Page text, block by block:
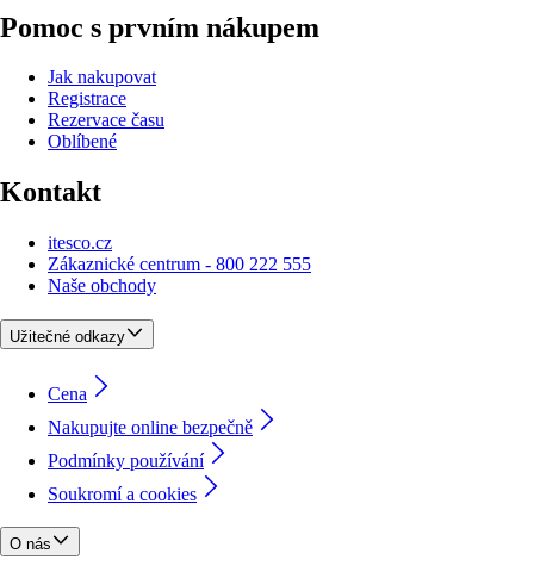
Pomoc s prvním nákupem
Jak nakupovat
Registrace
Rezervace času
Oblíbené
Kontakt
itesco.cz
Zákaznické centrum - 800 222 555
Naše obchody
Užitečné odkazy
Cena
Nakupujte online bezpečně
Podmínky používání
Soukromí a cookies
O nás